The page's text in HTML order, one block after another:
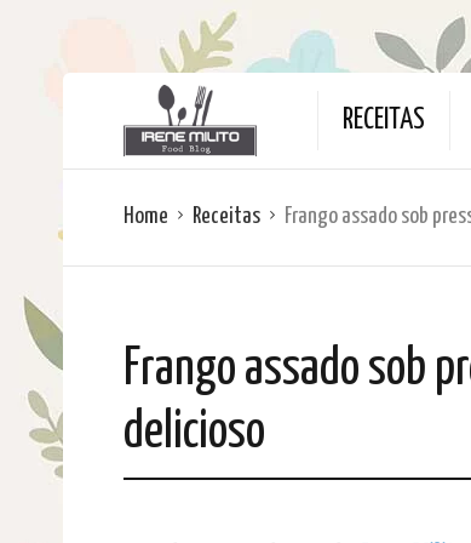
RECEITAS
Home Receitas Frango assado sob
Frango assado sob
delicioso